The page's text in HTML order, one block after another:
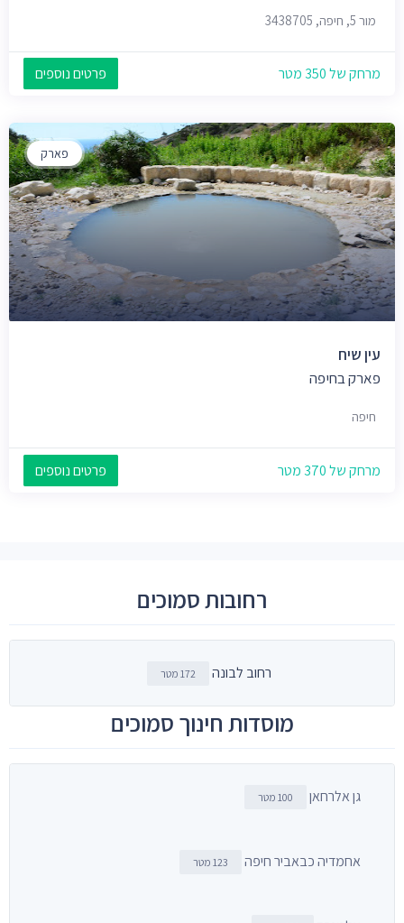
מור 5, חיפה, 3438705
מרחק של 350 מטר פרטים נוספים
פארק
עין שיח
פארק בחיפה
חיפה
מרחק של 370 מטר פרטים נוספים
רחובות סמוכים
רחוב לבונה 172 מטר
מוסדות חינוך סמוכים
גן אלרחאן 100 מטר
אחמדיה כבאביר חיפה 123 מטר